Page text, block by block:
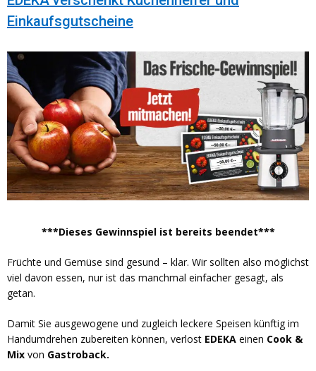
Einkaufsgutscheine
***Dieses Gewinnspiel ist bereits beendet***
Früchte und Gemüse sind gesund – klar. Wir sollten also möglichst
viel davon essen, nur ist das manchmal einfacher gesagt, als
getan.
Damit Sie ausgewogene und zugleich leckere Speisen künftig im
Handumdrehen zubereiten können, verlost EDEKA einen Cook &
Mix von Gastroback.